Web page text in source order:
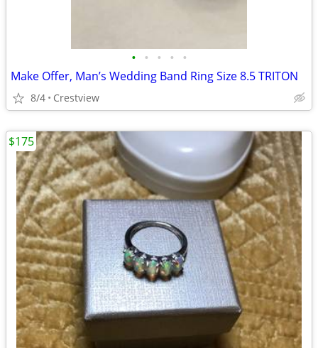
• • • • •
Make Offer, Man’s Wedding Band Ring Size 8.5 TRITON
8/4 Crestview
$175